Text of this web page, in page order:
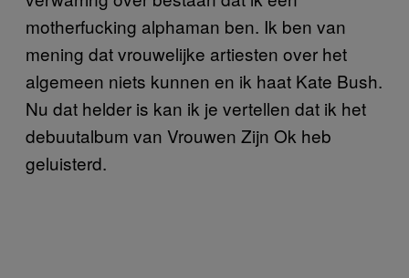
motherfucking alphaman ben. Ik ben van
mening dat vrouwelijke artiesten over het
algemeen niets kunnen en ik haat Kate Bush.
Nu dat helder is kan ik je vertellen dat ik het
debuutalbum van Vrouwen Zijn Ok heb
geluisterd.